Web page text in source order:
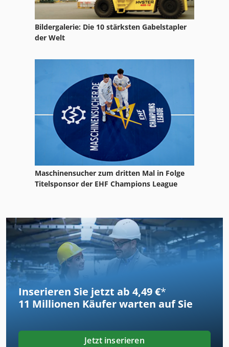
Bildergalerie: Die 10 stärksten Gabelstapler
der Welt
Maschinensucher zum dritten Mal in Folge
Titelsponsor der EHF Champions League
Inserieren Sie jetzt ab 4,49 €*
11 Millionen Käufer warten auf Sie
Jetzt inserieren